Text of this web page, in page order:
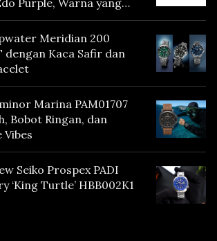
Tokyo
Meridian 200
dengan Kaca Safir dan
Marina PAM01707
Bobot Ringan, dan
Vibes
Seiko Prospex PADI
‘King Turtle’ HBB002K1